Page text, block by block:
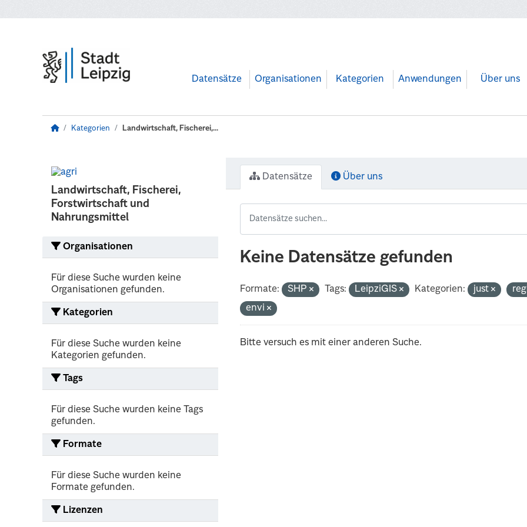
Datensätze Organisationen Kategorien Anwendungen Über uns
Kategorien Landwirtschaft, Fischerei,...
Landwirtschaft, Fischerei,
Forstwirtschaft und
Nahrungsmittel
Organisationen
Für diese Suche wurden keine
Organisationen gefunden.
Kategorien
Für diese Suche wurden keine
Kategorien gefunden.
Tags
Für diese Suche wurden keine Tags
gefunden.
Formate
Für diese Suche wurden keine
Formate gefunden.
Lizenzen
Datensätze Über uns
Keine Datensätze gefunden
Formate: SHP Tags: LeipziGIS Kategorien: just
envi
Bitte versuch es mit einer anderen Suche.